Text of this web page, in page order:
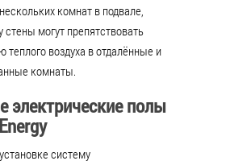
комнат в подвале,
стены могут препятствовать
теплого воздуха в отдалённые и
комнаты.
электрические полы
систему